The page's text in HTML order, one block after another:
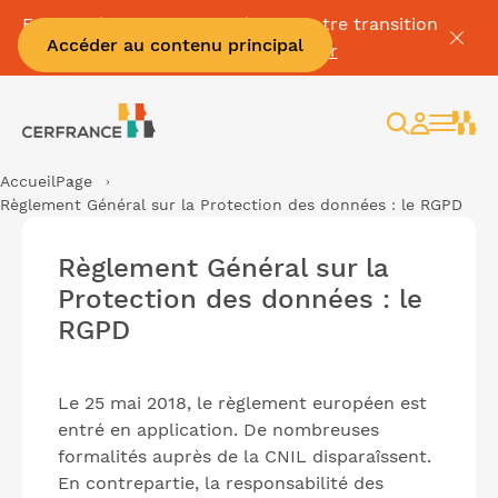
Accéder au contenu principal
Facture électronique : Préparer votre transition
sereinement ➡️Découvrir
Rechercher
Espace
AccueilPage
Règlement Général sur la Protection des données : le RGPD
Règlement Général sur la
Protection des données : le
RGPD
Le 25 mai 2018, le règlement européen est
entré en application. De nombreuses
formalités auprès de la CNIL disparaîssent.
En contrepartie, la responsabilité des